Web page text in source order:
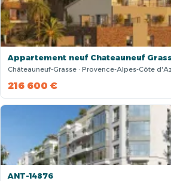
Appartement neuf Chateauneuf
Châteauneuf-Grasse · Provence-Alpes-Côte
216 600 €
ANT-14876